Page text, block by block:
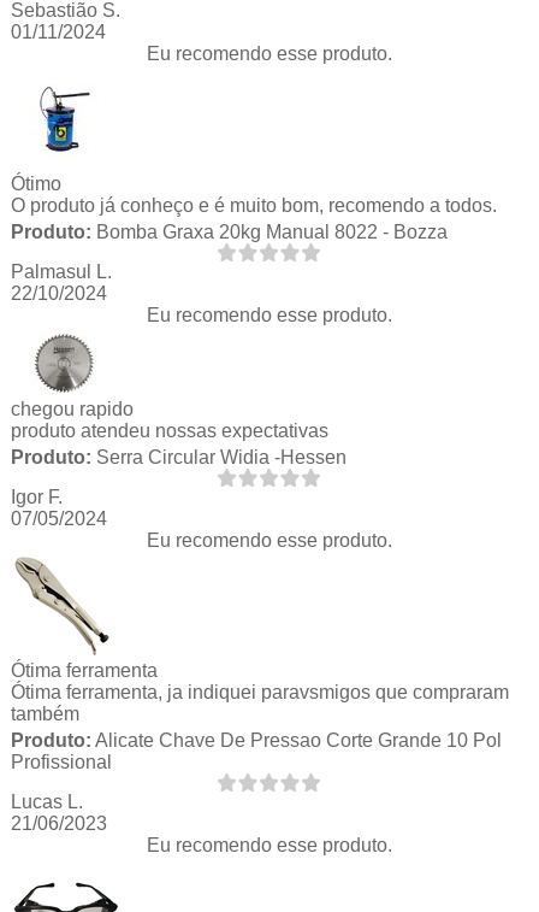
Sebastião S.
01/11/2024
Eu recomendo esse produto.
Ótimo
O produto já conheço e é muito bom, recomendo a todos.
Produto: Bomba Graxa 20kg Manual 8022 - Bozza
Palmasul L.
22/10/2024
Eu recomendo esse produto.
chegou rapido
produto atendeu nossas expectativas
Produto: Serra Circular Widia -Hessen
Igor F.
07/05/2024
Eu recomendo esse produto.
Ótima ferramenta
Ótima ferramenta, ja indiquei paravsmigos que compraram
também
Produto: Alicate Chave De Pressao Corte Grande 10 Pol
Profissional
Lucas L.
21/06/2023
Eu recomendo esse produto.